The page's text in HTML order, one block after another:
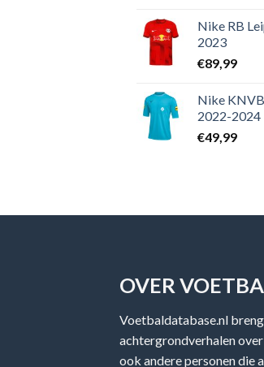
Nike RB
2023
€89,99
Nike
2022-2024
€49,99
OVER
Voetbaldatabase.nl
achtergrondverhalen
ook andere personen die